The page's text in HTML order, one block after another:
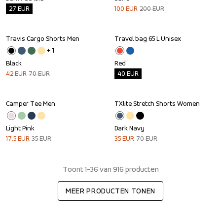
27 EUR
100 EUR 200EUR
Sale
Travis Cargo Shorts Men
+ 1
Black
42EUR 70EUR
Outlet
Travel bag 65 L Unisex
Red
40 EUR
Sale
Camper Tee Men
Light Pink
17.5EUR 35EUR
Sale
TXlite Stretch Shorts Women
Dark Navy
35EUR 70EUR
Toont 1-36 van 916 producten
MEER PRODUCTEN TONEN